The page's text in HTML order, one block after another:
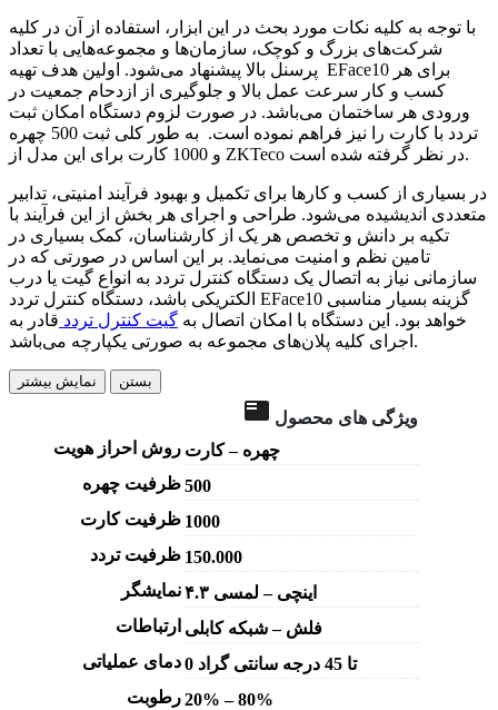
با توجه به کلیه نکات مورد بحث در این ابزار، استفاده از آن در کلیه
شرکت‌های بزرگ و کوچک، سازمان‌ها و مجموعه‌هایی با تعداد
پرسنل بالا پیشنهاد می‌شود. اولین هدف تهیه ‌ EFace10 برای هر
کسب و کار سرعت عمل بالا و جلوگیری از ازدحام جمعیت در
ورودی هر ساختمان می‌باشد. در صورت لزوم دستگاه امکان ثبت
تردد با کارت را نیز فراهم نموده است. به طور کلی ثبت 500 چهره
و 1000 کارت برای این مدل از ZKTeco در نظر گرفته شده است.
در بسیاری از کسب و کارها برای تکمیل و بهبود فرآیند امنیتی، تدابیر
متعددی اندیشیده می‌شود. طراحی و اجرای هر بخش از این فرآیند با
تکیه بر دانش و تخصص هر یک از کارشناسان، کمک بسیاری در
تامین نظم و امنیت می‌نماید. بر این اساس در صورتی که در
سازمانی نیاز به اتصال یک دستگاه کنترل تردد به انواع گیت یا درب
الکتریکی باشد، دستگاه کنترل تردد EFace10 گزینه بسیار مناسبی
خواهد بود. این دستگاه با امکان اتصال به گیت‌ کنترل تردد قادر به
اجرای کلیه پلان‌های مجموعه به صورتی یکپارچه می‌باشد.
نمایش بیشتر بستن
ویژگی های محصول
روش احراز هویت چهره – کارت
ظرفیت چهره500
ظرفیت کارت 1000
ظرفیت تردد 150.000
نمایشگر
۴.۳ اینچی – لمسی
ارتباطات فلش – شبکه کابلی
دمای عملیاتی
0 تا 45 درجه سانتی گراد
رطوبت20% – 80%